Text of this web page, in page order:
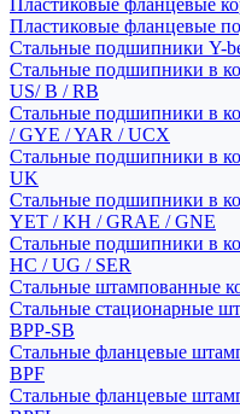
Пластиковые фланцевые
Пластиковые фланцевые
Стальные подшипники Y-
Стальные подшипники в
US/ B / RB
Стальные подшипники в
/ GYE / YAR / UCX
Стальные подшипники в
UK
Стальные подшипники в
YET / KH / GRAE / GNE
Стальные подшипники в
HC / UG / SER
Стальные штампованные
Стальные стационарные
BPP-SB
Стальные фланцевые
BPF
Стальные фланцевые